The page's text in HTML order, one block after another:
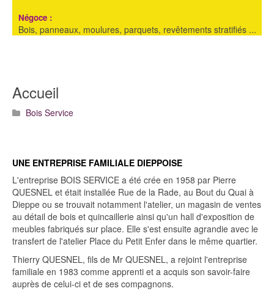
Négoce :
Bois, panneaux, moulures, parquets, revêtements stratifiés ...
Accueil
Bois Service
UNE ENTREPRISE FAMILIALE DIEPPOISE
L'entreprise BOIS SERVICE a été crée en 1958 par Pierre
QUESNEL et était installée Rue de la Rade, au Bout du Quai à
Dieppe ou se trouvait notamment l'atelier, un magasin de ventes
au détail de bois et quincaillerie ainsi qu'un hall d'exposition de
meubles fabriqués sur place. Elle s'est ensuite agrandie avec le
transfert de l'atelier Place du Petit Enfer dans le même quartier.
Thierry QUESNEL, fils de Mr QUESNEL, a rejoint l'entreprise
familiale en 1983 comme apprenti et a acquis son savoir-faire
auprès de celui-ci et de ses compagnons.